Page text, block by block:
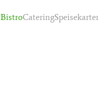
BistroCatering